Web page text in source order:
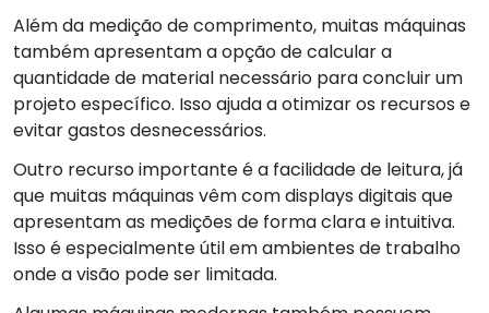
Além da medição de comprimento, muitas máquinas
também apresentam a opção de calcular a
quantidade de material necessário para concluir um
projeto específico. Isso ajuda a otimizar os recursos e
evitar gastos desnecessários.
Outro recurso importante é a facilidade de leitura, já
que muitas máquinas vêm com displays digitais que
apresentam as medições de forma clara e intuitiva.
Isso é especialmente útil em ambientes de trabalho
onde a visão pode ser limitada.